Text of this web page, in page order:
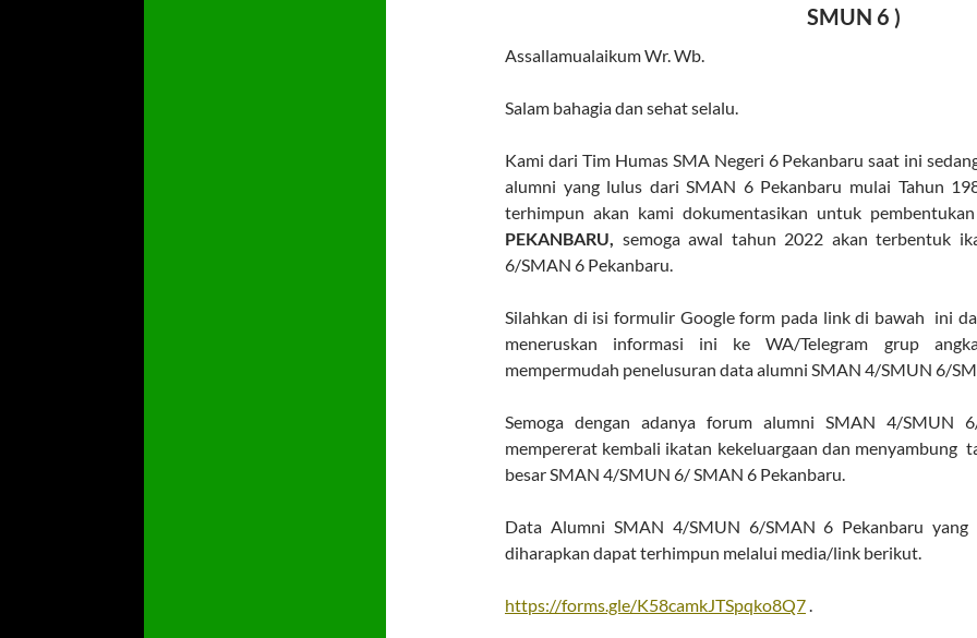
SMUN 6 )
Assallamualaikum Wr. Wb.
Salam bahagia dan sehat selalu.
Kami dari Tim Humas SMA Negeri 6 Pekanbaru saat ini
alumni yang lulus dari SMAN 6 Pekanbaru mulai Tahun
terhimpun akan kami dokumentasikan untuk
PEKANBARU, semoga awal tahun 2022 akan terbentuk
6/SMAN 6 Pekanbaru.
Silahkan di isi formulir Google form pada link di bawah ini
meneruskan informasi ini ke WA/Telegram grup
mempermudah penelusuran data alumni SMAN 4/SMUN 6/
Semoga dengan adanya forum alumni SMAN 4/SMUN
mempererat kembali ikatan kekeluargaan dan menyambung
besar SMAN 4/SMUN 6/ SMAN 6 Pekanbaru.
Data Alumni SMAN 4/SMUN 6/SMAN 6 Pekanbaru yang
diharapkan dapat terhimpun melalui media/link berikut.
https://forms.gle/K58camkJTSpqko8Q7.